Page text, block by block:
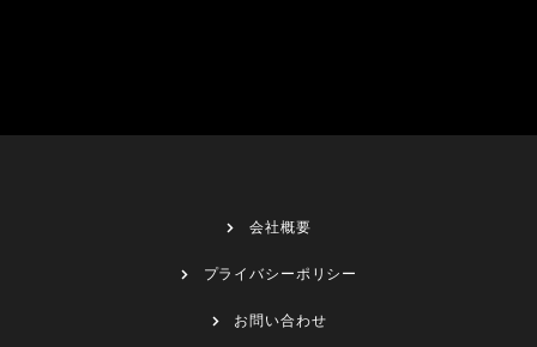
会社概要
プライバシーポリシー
お問い合わせ